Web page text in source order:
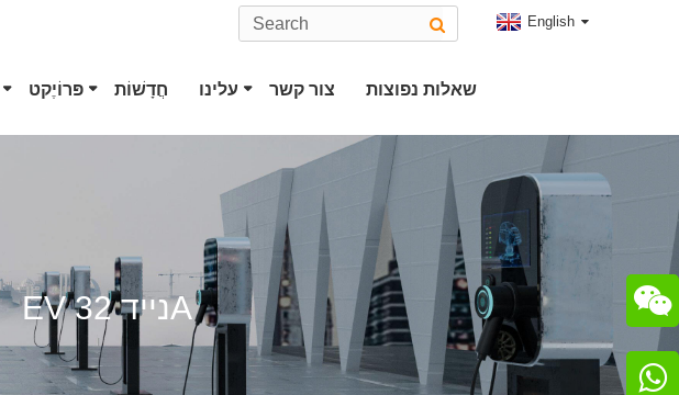
English
תקע טסלה מחבר EV סוג 2
תקע CCS Combo 2 מחבר CHAdeMO
אקדח GB/T DC מחבר ChaoJi
פּרוֹיֶקט חֲדָשׁוֹת עלינו צור קשר שאלות נפוצות
מטען EV נייד 32A 
